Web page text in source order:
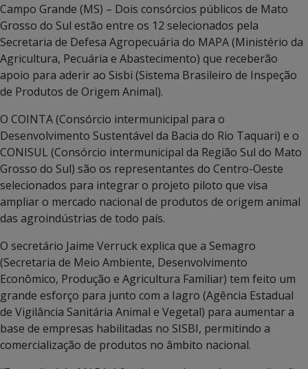
Campo Grande (MS) – Dois consórcios públicos de Mato
Grosso do Sul estão entre os 12 selecionados pela
Secretaria de Defesa Agropecuária do MAPA (Ministério da
Agricultura, Pecuária e Abastecimento) que receberão
apoio para aderir ao Sisbi (Sistema Brasileiro de Inspeção
de Produtos de Origem Animal).
O COINTA (Consórcio intermunicipal para o
Desenvolvimento Sustentável da Bacia do Rio Taquari) e o
CONISUL (Consórcio intermunicipal da Região Sul do Mato
Grosso do Sul) são os representantes do Centro-Oeste
selecionados para integrar o projeto piloto que visa
ampliar o mercado nacional de produtos de origem animal
das agroindústrias de todo país.
O secretário Jaime Verruck explica que a Semagro
(Secretaria de Meio Ambiente, Desenvolvimento
Econômico, Produção e Agricultura Familiar) tem feito um
grande esforço para junto com a Iagro (Agência Estadual
de Vigilância Sanitária Animal e Vegetal) para aumentar a
base de empresas habilitadas no SISBI, permitindo a
comercialização de produtos no âmbito nacional.